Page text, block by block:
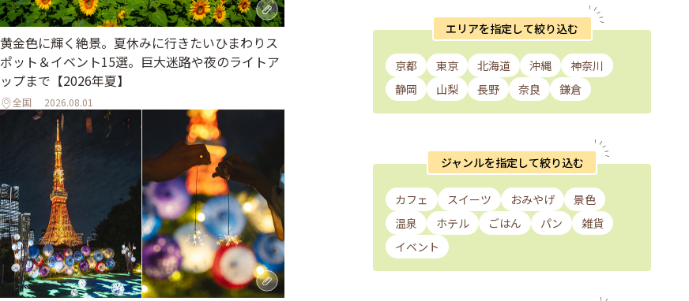
黄金色に輝く絶景。夏休みに行きたいひまわりス
ポット＆イベント15選。巨大迷路や夜のライトア
ップまで【2026年夏】
全国 2026.08.01
エリアを指定して絞り込む
京都 東京 北海道 沖縄
神奈川
静岡
山梨 長野 奈良 鎌倉
ジャンルを指定して絞り込む
カフェ スイーツ おみやげ
景色
温泉
ホテル ごはん パン
雑貨
イベント